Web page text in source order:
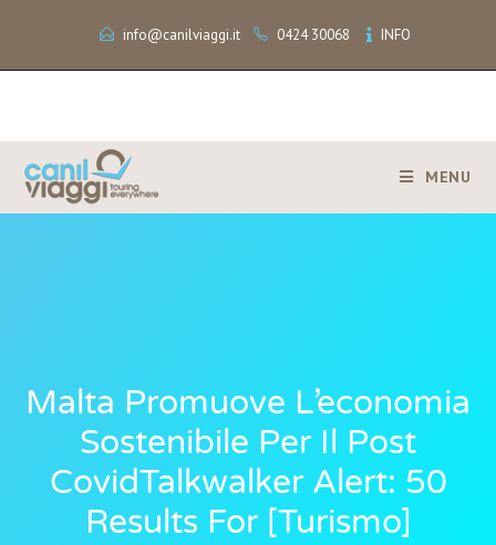
info@canilviaggi.it 0424 30068 INFO
MENU
Malta Promuove L’economia
Sostenibile Per Il Post
CovidTalkwalker Alert: 50
Results For [turismo]